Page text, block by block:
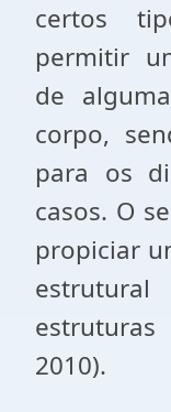
certos
permitir
de
corpo,
para os
casos. O
propiciar
2010).